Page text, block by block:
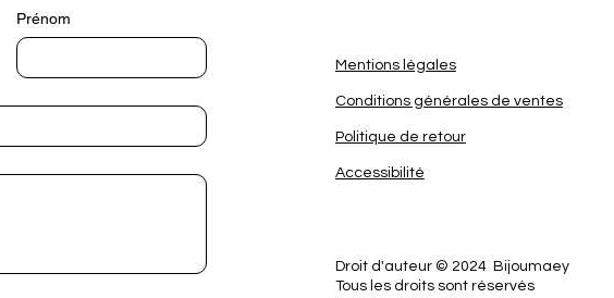
aussi bien au
d’un événement
Les effets de
Prénom
Mentions légales
Conditions générales de ventes
Politique de retour
Accessibilité
Droit d'auteur © 2024 Bijoumaey
Tous les droits sont réservés